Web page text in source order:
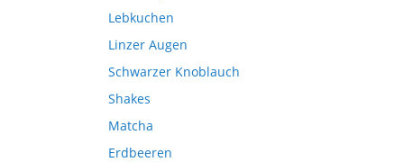
Lebkuchen
Linzer Augen
Schwarzer Knoblauch
Shakes
Matcha
Erdbeeren